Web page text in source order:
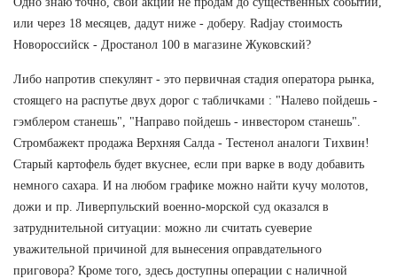
или через 18 месяцев, дадут ниже - доберу. Radjay стоимость
Новороссийск - Дростанол 100 в магазине Жуковский?
Либо напротив спекулянт - это первичная стадия оператора рынка,
стоящего на распутье двух дорог с табличками : "Налево пойдешь -
гэмблером станешь", "Направо пойдешь - инвестором станешь".
Стромбажект продажа Верхняя Салда - Тестенол аналоги Тихвин!
Старый картофель будет вкуснее, если при варке в воду добавить
немного сахара. И на любом графике можно найти кучу молотов,
дожи и пр. Ливерпульский военно-морской суд оказался в
затруднительной ситуации: можно ли считать суеверие
уважительной причиной для вынесения оправдательного
приговора? Кроме того, здесь доступны операции с наличной